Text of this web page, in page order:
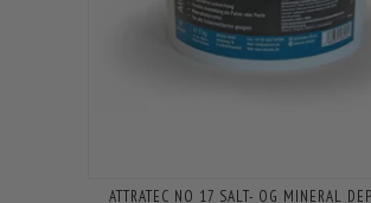
ATTRATEC NO 17 SALT- OG MINERAL